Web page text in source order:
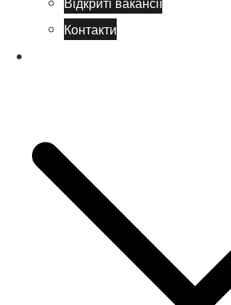
Контакти